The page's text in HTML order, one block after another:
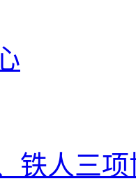
铁人三项